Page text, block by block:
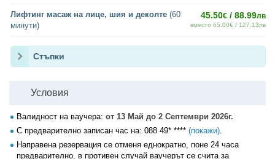
Лифтинг масаж на лице, шия и деколте (60
минути)
45.50€ / 88.99лв
вместо 65.00€ / 127.13лв
Стъпки
Условия
Валидност на ваучера: от 13 Май до 2 Септември 2026г.
С предварително записан час на: 088 49* **** (покажи).
Направена резервация се отменя еднократно, поне 24 часа
предварително, в противен случай ваучерът се счита за